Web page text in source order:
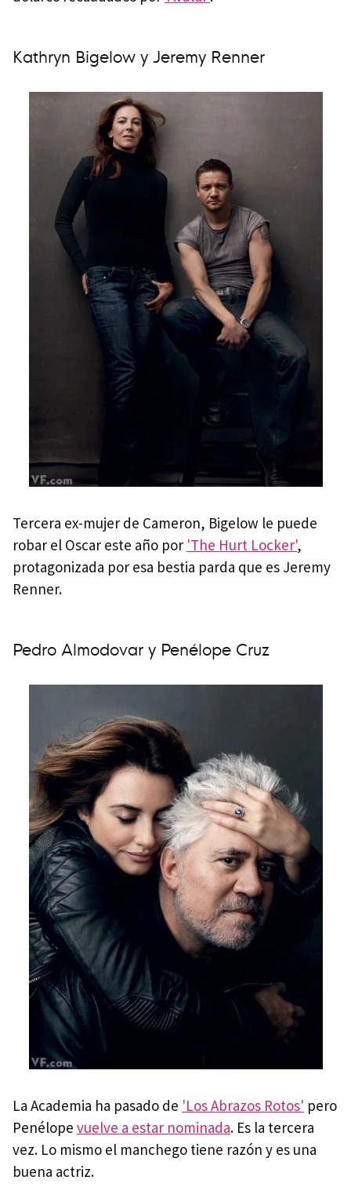
Kathryn Bigelow y Jeremy Renner
Tercera ex-mujer de Cameron, Bigelow le puede
robar el Oscar este año por 'The Hurt Locker',
protagonizada por esa bestia parda que es Jeremy
Renner.
Pedro Almodovar y Penélope Cruz
La Academia ha pasado de 'Los Abrazos Rotos' pero
Penélope vuelve a estar nominada. Es la tercera
vez. Lo mismo el manchego tiene razón y es una
buena actriz.